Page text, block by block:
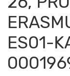
ES01-